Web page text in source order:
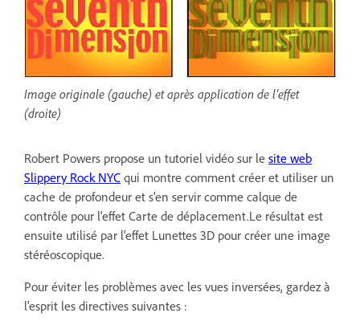
Image originale (gauche) et après application de l’effet
(droite)
Robert Powers propose un tutoriel vidéo sur le site web
Slippery Rock NYC qui montre comment créer et utiliser un
cache de profondeur et s'en servir comme calque de
contrôle pour l'effet Carte de déplacement.Le résultat est
ensuite utilisé par l'effet Lunettes 3D pour créer une image
stéréoscopique.
Pour éviter les problèmes avec les vues inversées, gardez à
l'esprit les directives suivantes :